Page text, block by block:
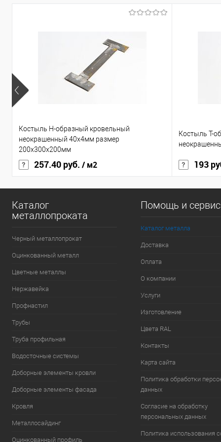
Костыль H-образный кровельный
неокрашенный 40х4мм размер
200x300х200мм
257.40 руб. / м2
Костыль Т-
193
Каталог
металлопроката
Черный металлопрокат
Оцинкованный металл
Цветные металлы
Нержавейка
Профнастил
Трубы
Труба профильная
Водосточные системы
Доборные элементы кровли
Доборные элементы фасада
Кровля
Металлосайдинг
Оцинкованный профиль
Помощь и
Каталог металла
Доставка
Оплата
О компании
Услуги
Изготовление
Цвета RAL
Контакты
Карта сайта
Политика обработки
данных
Согласие на обработку
персональных данных
Политика использования